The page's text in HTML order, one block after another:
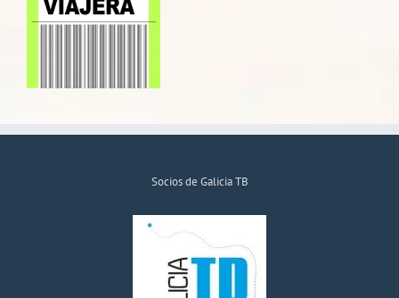
Socios de Galicia TB